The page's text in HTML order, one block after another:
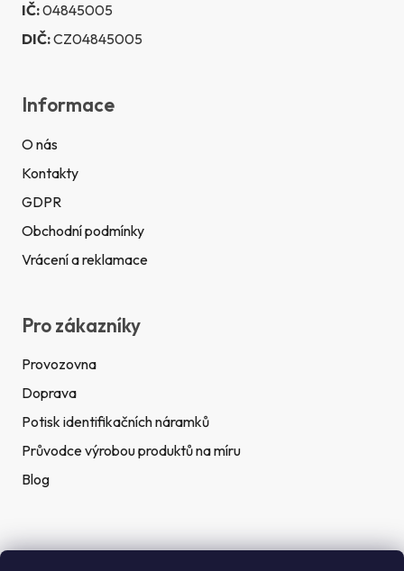
IČ:04845005
DIČ:CZ04845005
Informace
O nás
Kontakty
GDPR
Obchodní podmínky
Vrácení a reklamace
Pro zákazníky
Provozovna
Doprava
Potisk identifikačních náramků
Průvodce výrobou produktů na míru
Blog